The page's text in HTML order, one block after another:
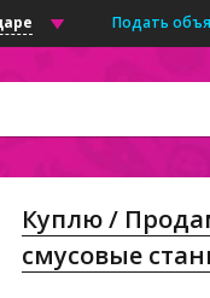
Подать
Куплю /
смусовые